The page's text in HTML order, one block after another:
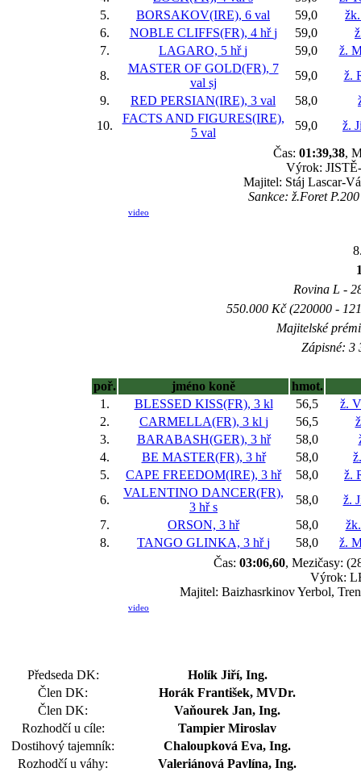
5.
BORSAKOV(IRE), 6 val 59,0
6.
NOBLE CLIFFS(FR), 4 hřj 59,0
7.
LAGARO, 5 hřj 59,0
ž.
8.
MASTER OF GOLD(FR), 7
val sj
59,0
ž.
9.
RED PERSIAN(IRE), 3 val 58,0
10.
FACTS AND FIGURES(IRE),
5 val
59,0
ž.
Čas: 01:39,38,
Výrok:
Majitel: Stáj Lascar-
Sankce: ž.Foret
video
Rovina L -
550.000 Kč (220000 -
Majitelské
Zápisné: 3
poř. jméno koně
hmot.
1.
BLESSED KISS(FR), 3 kl 56,5
ž.
2.
CARMELLA(FR), 3 kl j 56,5
3.
BARABASH(GER), 3 hř 58,0
4.
BE MASTER(FR), 3 hř 58,0
5.
CAPE FREEDOM(IRE), 3 hř 58,0
ž.
6.
VALENTINO DANCER(FR),
3 hřs
58,0
ž.
7.
ORSON, 3 hř 58,0
8.
TANGO GLINKA, 3 hřj 58,0
ž.
Čas: 03:06,60, Mezičasy:
Výrok:
Majitel: Baizhasrkinov Yerbol,
video
Předseda DK:
Holík Jiří, Ing.
Člen DK:
Horák František, MVDr.
Člen DK:
Vaňourek Jan, Ing.
Rozhodčí u cíle:
Tampier Miroslav
Dostihový tajemník:
Chaloupková Eva, Ing.
Rozhodčí u váhy:
Valeriánová Pavlína, Ing.